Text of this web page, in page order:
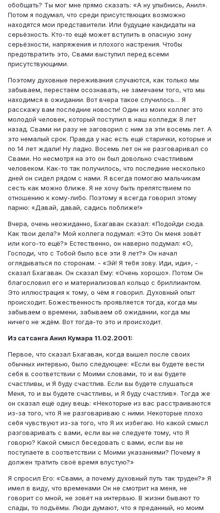
обобщать? Ты мог мне прямо сказать: «А ну улыбнись, Анил».
Потом я подумал, что среди присутствющих возможно
находятся мои представители. Или будущие кандидаты на
серьёзность. Кто-то ещё может вступить в опасную зону
серьёзности, напряжения и плохого настрения. Чтобы
предотвратить это, Свами выступил перед всеми
присутствующими.
Поэтому духовные переживания случаются, как только мы
забываем, перестаём осознавать, не замечаем того, что мы
находимся в ожидании. Вот вчера такое случилось… Я
расскажу вам последние новости! Один из моих коллег это
молодой человек, который поступил в наш колледж 8 лет
назад. Свами ни разу не заговорил с ним за эти восемь лет. А
это немалый срок. Правда у нас есть ещё старички, которые и
по 14 лет ждали! Ну ладно. Восемь лет он не разговаривал со
Свами. Но несмотря на это он был довольно счастливым
человеком. Как-то так получилось, что последние несколько
дней он сидел рядом с нами. Я всегда помогаю мальчикам
сесть как можно ближе. Я не хочу быть препятствием по
отношению к кому-либо. Поэтому я всегда говорил этому
парню: «Давай, давай, садись поближе!»
Вчера, очень неожиданно, Бхагаван сказал: «Подойди сюда.
Как твои дела?» Мой коллега подумал: «Это Он меня зовёт
или кого-то ещё?» Естественно, он наверно подумал: «О,
Господи, что с Тобой было все эти 8 лет?» Он начал
оглядываться по сторонам. - «Эй! Я тебя зову. Иди, иди», -
сказал Бхагаван. Он сказал Ему: «Очень хорошо». Потом Он
благословил его и материализовал кольцо с бриллиантом.
Это иллюстрация к тому, о чём я говорил. Духовный опыт
происходит. Божественность проявляется тогда, когда мы
забываем о времени, забываем об ожидании, когда мы
ничего не ждём. Вот тогда-то это и происходит.
Из сатсанга Анил Кумара 11.02.2001:
Первое, что сказал Бхагаван, когда вышел после своих
обычных интервью, было следующее: «Если вы будете вести
себя в соответствии с Моими словами, то и вы будете
счастливы, и Я буду счастлив. Если вы будете слушаться
Меня, то и вы будете счастливы, и Я буду счастлив». Тогда же
он сказал ещё одну вещь: «Некоторые из вас расстраиваются
из-за того, что Я не разговариваю с ними. Некоторые плохо
себя чувствуют из-за того, что Я их избегаю. Но какой смысл
разговаривать с вами, если вы не следуете тому, что Я
говорю? Какой смысл беседовать с вами, если вы не
поступаете в соответствии с Моими указаниями? Почему я
должен тратить своё время впустую?»
Я спросил Его: «Свами, а почему духовный путь так труден?» Я
имел в виду, что временами Он не смотрит на меня, не
говорит со мной, не зовёт на интервью. В жизни бывают то
спады, то подъёмы. Люди думают, что я преданный, но моим